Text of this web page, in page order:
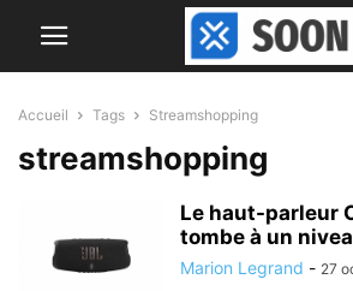
Accueil Tags Streamshopping
streamshopping
Le haut-parleur
tombe à un
Marion Legrand - 27